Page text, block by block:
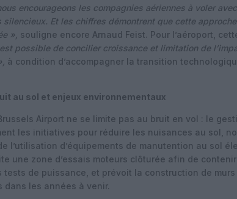
encourageons les compagnies aériennes à voler
silencieux. Et les chiffres démontrent que cette
», souligne encore Arnaud Feist. Pour l’aéroport,
possible de concilier croissance et limitation de
à condition d’accompagner la transition
au sol et enjeux environnementaux
Airport ne se limite pas au bruit en vol : le
les initiatives pour réduire les nuisances au sol,
l’utilisation d’équipements de manutention au sol
une zone d’essais moteurs clôturée afin de
tests de puissance, et prévoit la construction de
dans les années à venir.